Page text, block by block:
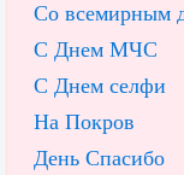
Со всемирным
С Днем МЧС
С Днем селфи
На Покров
День Спасибо